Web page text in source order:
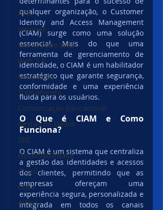
APIs
Internet
World Wide Web
Web 3.0
Multiverso
Treinamento
Comunicação Educacional
Gestão de Dados
SRE
Observabilidade
Cloud
Code
AIOps
qualquer organização, o Customer
Identity and Access Management
(CIAM) surge como uma solução
essencial. Mais do que uma
ferramenta de gerenciamento de
identidade, o CIAM é um habilitador
estratégico que garante segurança,
conformidade e uma experiência
fluida para os usuários.
O Que é CIAM e Como
Funciona?
O CIAM é um sistema que centraliza
a gestão das identidades e acessos
dos clientes, permitindo que as
empresas ofereçam uma
experiência segura, personalizada e
integrada em todos os canais